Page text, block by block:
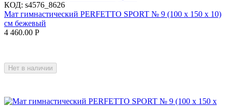
КОД: s4576_8626
Мат гимнастический PERFETTO SPORT № 9 (100 х 150 х 10)
см бежевый
4 460.00 Р
Нет в наличии